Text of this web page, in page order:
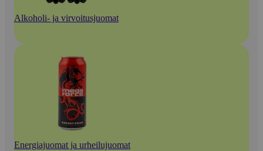
Alkoholi- ja virvoitusjuomat
Energiajuomat ja urheilujuomat